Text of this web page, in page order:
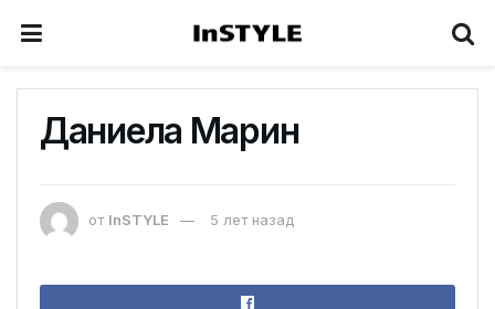
Даниела Марин
от InSTYLE 5 лет назад